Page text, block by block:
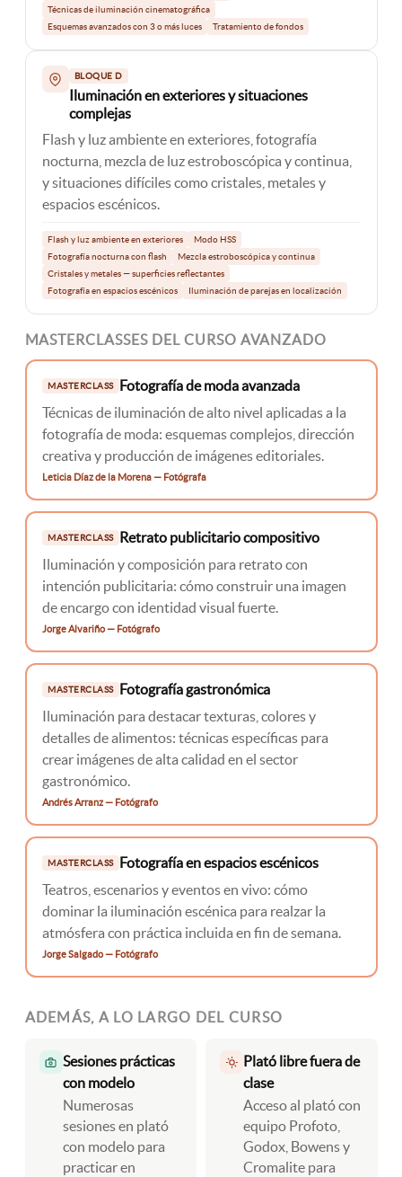
Técnicas de iluminación cinematográfica
Esquemas avanzados con 3 o más luces
Tratamiento de fondos
BLOQUE D
Iluminación en exteriores y situaciones
complejas
Flash y luz ambiente en exteriores, fotografía
nocturna, mezcla de luz estroboscópica y continua,
y situaciones difíciles como cristales, metales y
espacios escénicos.
Flash y luz ambiente en exteriores
Modo HSS
Fotografía nocturna con flash
Mezcla estroboscópica y continua
Cristales y metales — superficies reflectantes
Fotografía en espacios escénicos
Iluminación de parejas en localización
MASTERCLASSES DEL CURSO AVANZADO
MASTERCLASS
Fotografía de moda avanzada
Técnicas de iluminación de alto nivel aplicadas a la
fotografía de moda: esquemas complejos, dirección
creativa y producción de imágenes editoriales.
Leticia Díaz de la Morena — Fotógrafa
MASTERCLASS
Retrato publicitario compositivo
Iluminación y composición para retrato con
intención publicitaria: cómo construir una imagen
de encargo con identidad visual fuerte.
Jorge Alvariño — Fotógrafo
MASTERCLASS
Fotografía gastronómica
Iluminación para destacar texturas, colores y
detalles de alimentos: técnicas específicas para
crear imágenes de alta calidad en el sector
gastronómico.
Andrés Arranz — Fotógrafo
MASTERCLASS
Fotografía en espacios escénicos
Teatros, escenarios y eventos en vivo: cómo
dominar la iluminación escénica para realzar la
atmósfera con práctica incluida en fin de semana.
Jorge Salgado — Fotógrafo
ADEMÁS, A LO LARGO DEL CURSO
Sesiones prácticas
con modelo
Numerosas
sesiones en plató
con modelo para
practicar en
Plató libre fuera de
clase
Acceso al plató con
equipo Profoto,
Godox, Bowens y
Cromalite para